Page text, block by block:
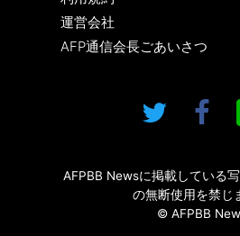
運営会社
AFP通信会長ごあいさつ
AFPBB Newsに掲載している
の無断使用を禁じ
© AFPBB